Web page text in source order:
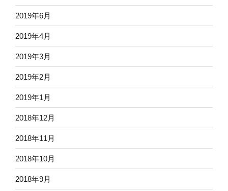
2019年6月
2019年4月
2019年3月
2019年2月
2019年1月
2018年12月
2018年11月
2018年10月
2018年9月